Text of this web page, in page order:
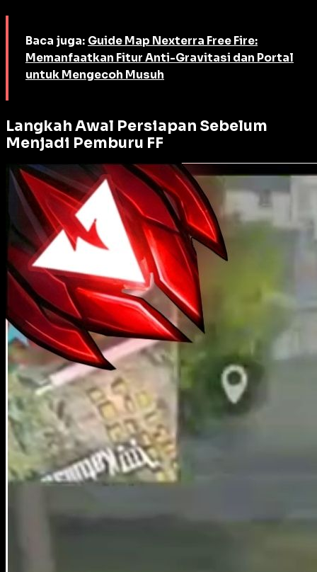
Baca juga: Guide Map Nexterra Free Fire:
Memanfaatkan Fitur Anti-Gravitasi dan Portal
untuk Mengecoh Musuh
Langkah Awal Persiapan Sebelum
Menjadi Pemburu FF